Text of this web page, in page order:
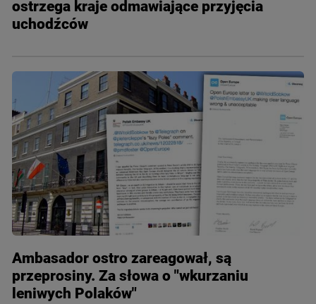
ostrzega kraje odmawiające przyjęcia
uchodźców
Ambasador ostro zareagował, są
przeprosiny. Za słowa o "wkurzaniu
leniwych Polaków"